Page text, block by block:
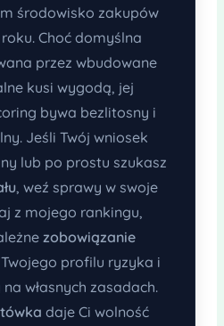
środowisko zakupów
Choć domyślna
przez wbudowane
kusi wygodą, jej
bywa bezlitosny i
Jeśli Twój wniosek
lub po prostu szukasz
, weź sprawy w swoje
z mojego rankingu,
zobowiązanie
profilu ryzyka i
własnych zasadach.
daje Ci wolność